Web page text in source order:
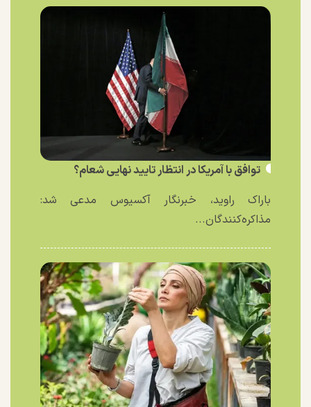
توافق با آمریکا در انتظار تایید نهایی شعام؟
باراک راوید، خبرنگار آکسیوس مدعی شد:
مذاکره‌کنندگان...